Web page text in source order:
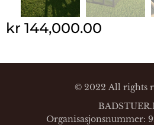
kr 144,000.00
© 2022 All rights
Organisasjonsnummer: